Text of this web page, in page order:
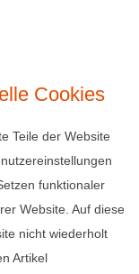
Cookies
Teile der Website
funktionaler
Website. Auf diese
nicht wiederholt
Artikel